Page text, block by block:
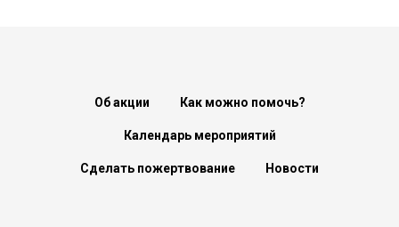
Об акции Как можно помочь?
Календарь мероприятий
Сделать пожертвование Новости